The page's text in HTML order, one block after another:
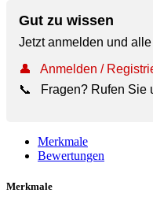
Gut zu wissen
Jetzt anmelden und
👤
Anmelden /
📞
Fragen? Rufen Sie
Merkmale
Bewertungen
Merkmale